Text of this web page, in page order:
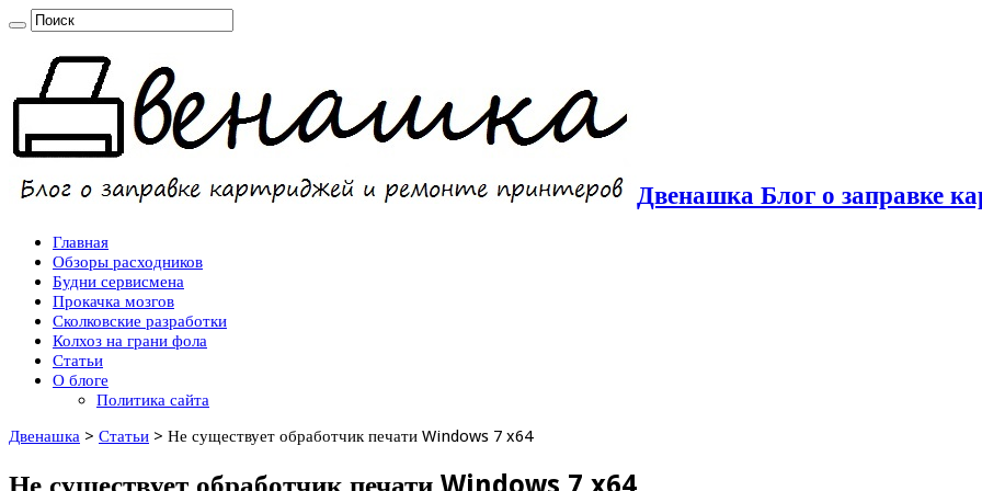
Двенашка Блог о заправке
Главная
Обзоры расходников
Будни сервисмена
Прокачка мозгов
Сколковские разработки
Колхоз на грани фола
Статьи
О блоге
Политика сайта
Двенашка > Статьи > Не существует обработчик печати Windows 7 x64